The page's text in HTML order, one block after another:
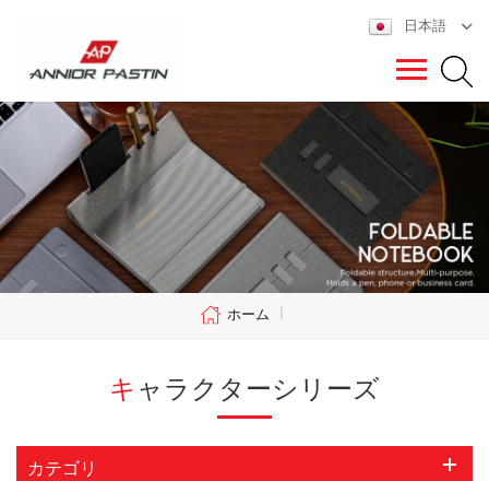
日本語
ホーム |
キャラクターシリーズ
カテゴリ